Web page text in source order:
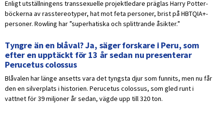
Enligt utställningens transsexuelle projektledare präglas Harry Potter-
böckerna av rasstereotyper, hat mot feta personer, brist på HBTQIA+-
personer. Rowling har ”superhatiska och splittrande åsikter.”
Tyngre än en blåval? Ja, säger forskare i Peru, som
efter en upptäckt för 13 år sedan nu presenterar
Perucetus colossus
Blåvalen har länge ansetts vara det tyngsta djur som funnits, men nu får
den en silverplats i historien. Perucetus colossus, som gled runt i
vattnet för 39 miljoner år sedan, vägde upp till 320 ton.